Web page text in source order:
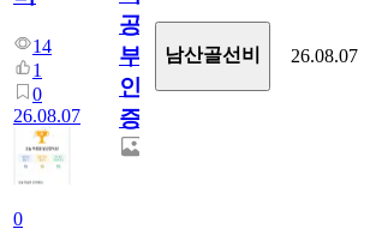
14
1
0
26.08.07
0
공
부
인
증
남산골선비 26.08.07